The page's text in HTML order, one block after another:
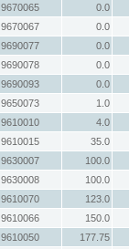
9670065
0.0
9670067
0.0
9690077
0.0
9690078
0.0
9690093
0.0
9650073
1.0
9610010
4.0
9610015
35.0
9630007
100.0
9630008
100.0
9610070
123.0
9610066
150.0
9610050
177.75